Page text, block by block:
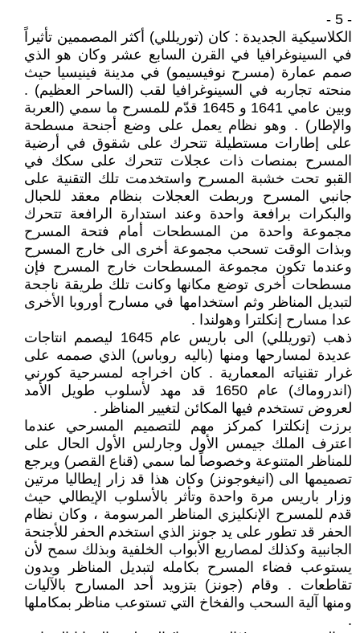
- 5 -
الكلاسيكية الجديدة : كان (توريللي) أكثر المصممين تأثيراً
في السينوغرافيا في القرن السابع عشر وكان هو الذي
صمم عمارة (مسرح نوفيسيمو) في مدينة فينيسيا حيث
منحته تجاربه في السينوغرافيا لقب (الساحر العظيم) .
وبين عامي 1641 و 1645 قدّم للمسرح ما سمي (العربة
والإطار) . وهو نظام يعمل على وضع أجنحة مسطحة
على إطارات مستطيلة تتحرك على شقوق في أرضية
المسرح بمنصات ذات عجلات تتحرك على سكك في
القبو تحت خشبة المسرح واستخدمت تلك التقنية على
جانبي المسرح وربطت العجلات بنظام معقد للحبال
والبكرات برافعة واحدة وعند استدارة الرافعة تتحرك
مجموعة واحدة من المسطحات أمام فتحة المسرح
وبذات الوقت تسحب مجموعة أخرى الى خارج المسرح
وعندما تكون مجموعة المسطحات خارج المسرح فإن
مسطحات أخرى توضع مكانها وكانت تلك طريقة ناجحة
لتبديل المناظر وثم استخدامها في مسارح أوروبا الأخرى
عدا مسارح إنكلترا وهولندا .
ذهب (توريللي) الى باريس عام 1645 ليصمم انتاجات
عديدة لمسارحها ومنها (باليه روباس) الذي صممه على
غرار تقنياته المعمارية . كان اخراجه لمسرحية كورني
(اندروماك) عام 1650 قد مهد لأسلوب طويل الأمد
لعروض تستخدم فيها المكائن لتغيير المناظر .
برزت إنكلترا كمركز مهم للتصميم المسرحي عندما
اعترف الملك جيمس الأول وجارلس الأول الحال على
للمناظر المتنوعة وخصوصاً لما سمي (قناع القصر) ويرجع
تصميمها الى (انيغوجونز) وكان هذا قد زار إيطاليا مرتين
وزار باريس مرة واحدة وتأثر بالأسلوب الإيطالي حيث
قدم للمسرح الإنكليزي المناظر المرسومة ، وكان نظام
الحفر قد تطور على يد جونز الذي استخدم الحفر للأجنحة
الجانبية وكذلك لمصاريع الأبواب الخلفية وبذلك سمح لأن
يستوعب فضاء المسرح بكامله لتبديل المناظر وبدون
تقاطعات . وقام (جونز) بتزويد أحد المسارح بالآليات
ومنها آلية السحب والفخاخ التي تستوعب مناظر بمكاملها
.